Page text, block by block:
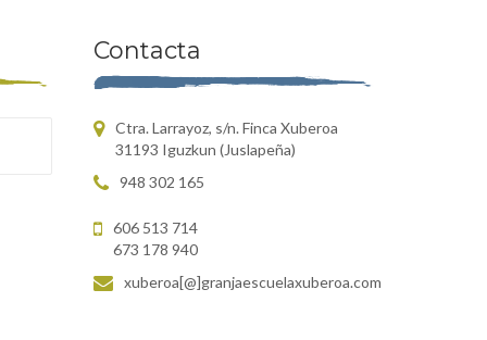
Contacta
Ctra. Larrayoz, s/n. Finca Xuberoa
31193 Iguzkun (Juslapeña)
948 302 165
606 513 714
673 178 940
xuberoa[@]granjaescuelaxuberoa.com